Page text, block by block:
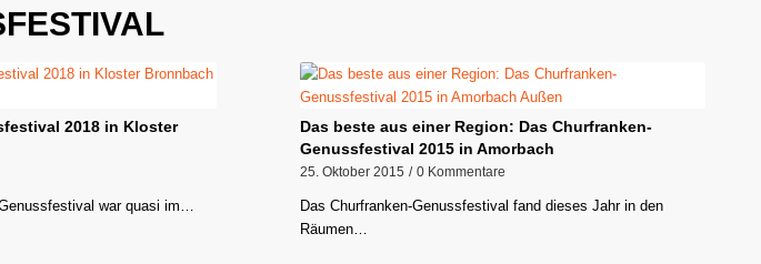
2018 in Kloster
war quasi im…
Das beste aus einer Region: Das Churfranken-
Genussfestival 2015 in Amorbach
25. Oktober 2015 / 0 Kommentare
Das Churfranken-Genussfestival fand dieses Jahr in den
Räumen…